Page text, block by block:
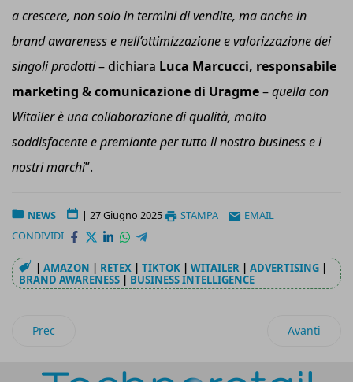
a crescere, non solo in termini di vendite, ma anche in
brand awareness e nell’ottimizzazione e valorizzazione dei
singoli prodotti– dichiara Luca Marcucci, responsabile
marketing & comunicazione di Uragme–quella con
Witailer è una collaborazione di qualità, molto
soddisfacente e premiante per tutto il nostro business e i
nostri marchi”.
NEWS | 27 Giugno 2025 STAMPA
EMAIL
CONDIVIDI
| AMAZON | RETEX | TIKTOK | WITAILER | ADVERTISING |
BRAND AWARENESS | BUSINESS INTELLIGENCE
Articolo precedente: Avon Italia è sempre più omnichannel
Prec Articolo
Avanti